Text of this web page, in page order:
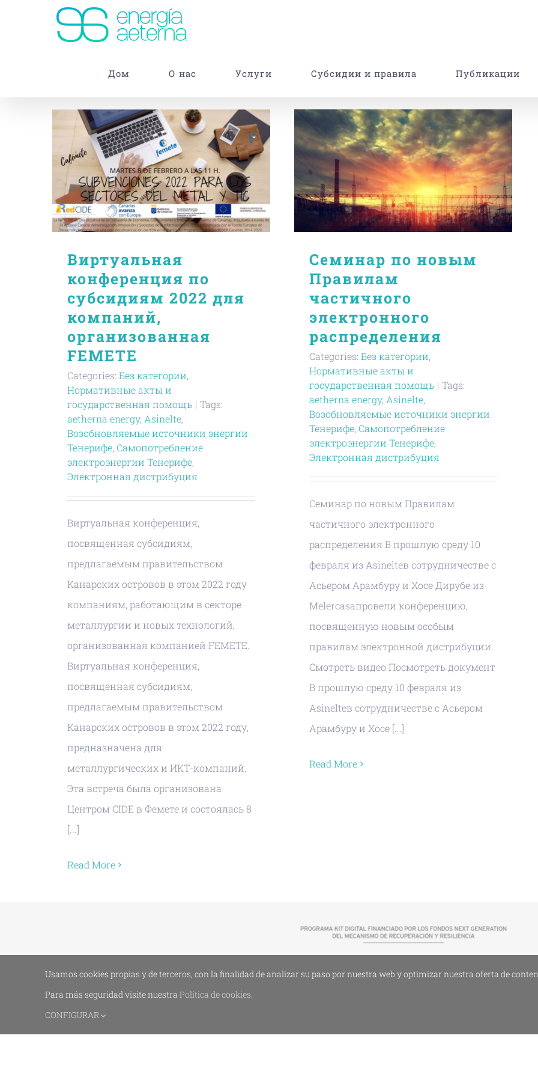
Дом О нас Услуги Субсидии и правила Публикации
Виртуальная
конференция по
субсидиям 2022 для
компаний,
организованная
FEMETE
Categories: Без категории,
Нормативные акты и
государственная помощь | Tags:
aetherna energy, Asinelte,
Возобновляемые источники энергии
Тенерифе, Самопотребление
электроэнергии Тенерифе,
Электронная дистрибуция
Виртуальная конференция,
посвященная субсидиям,
предлагаемым правительством
Канарских островов в этом 2022 году
компаниям, работающим в секторе
металлургии и новых технологий,
организованная компанией FEMETE.
Виртуальная конференция,
посвященная субсидиям,
предлагаемым правительством
Канарских островов в этом 2022 году,
предназначена для
металлургических и ИКТ-компаний.
Эта встреча была организована
Центром CIDE в Фемете и состоялась 8
[...]
Read More
Семинар по новым
Правилам
частичного
электронного
распределения
Categories: Без категории,
Нормативные акты и
государственная помощь | Tags:
aetherna energy, Asinelte,
Возобновляемые источники энергии
Тенерифе, Самопотребление
электроэнергии Тенерифе,
Электронная дистрибуция
Семинар по новым Правилам
частичного электронного
распределения В прошлую среду 10
февраля из Asinelteв сотрудничестве с
Асьером Арамбуру и Хосе Дирубе из
Melercasaпровели конференцию,
посвященную новым особым
правилам электронной дистрибуции.
Смотреть видео Посмотреть документ
В прошлую среду 10 февраля из
Asinelteв сотрудничестве с Асьером
Арамбуру и Хосе [...]
Read More
Usamos cookies propias y de terceros, con la finalidad de analizar su paso por nuestra web y optimizar nuestra oferta de
Para más seguridad visite nuestra Política de cookies.
CONFIGURAR